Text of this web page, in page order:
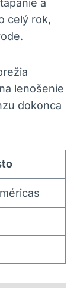
celý rok,
lenošenie
dokonca